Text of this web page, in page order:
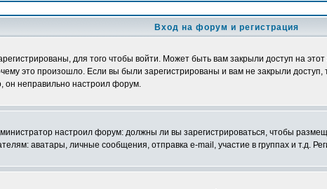
Вход на форум и регистрация
для того чтобы войти. Может быть вам закрыли доступ на
это произошло. Если вы были зарегистрированы и вам не закрыли
он неправильно настроил форум.
настроил форум: должны ли вы зарегистрироваться, чтобы
аватары, личные сообщения, отправка e-mail, участие в группах и т.д.